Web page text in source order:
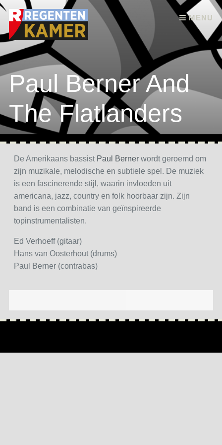
MENU
Skip to content
Paul Berner And
The Flatlanders
De Amerikaans bassist Paul Bernerwordt geroemd om
zijn muzikale, melodische en subtiele spel. De muziek
is een fascinerende stijl, waarin invloeden uit
americana, jazz, country en folk hoorbaar zijn. Zijn
band is een combinatie van geïnspireerde
topinstrumentalisten.
Ed Verhoeff (gitaar)
Hans van Oosterhout (drums)
Paul Berner (contrabas)